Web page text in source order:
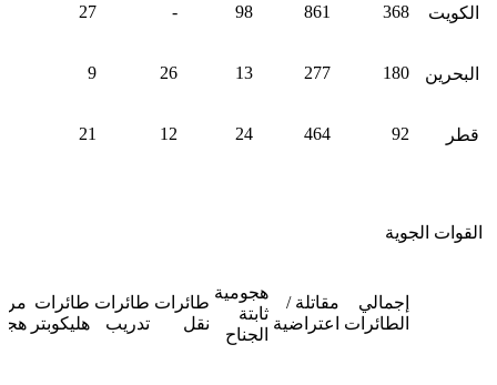
الكويت 368
861
98
-
27
البحرين 180
277
13
26
9
قطر 92
464
24
12
21
القوات الجوية
إجمالي
الطائرات
مقاتلة /
اعتراضية
هجومية
ثابتة
الجناح
طائرات
نقل
طائرات
تدريب
طائرات
هليكوبتر